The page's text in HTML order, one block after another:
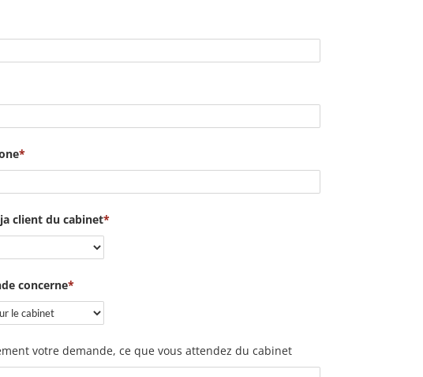
client du cabinet
concerne
votre demande, ce que vous attendez du cabinet